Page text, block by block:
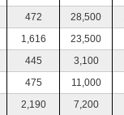
472 28,500
1,616
23,500
445
3,100
475
11,000
2,190
7,200